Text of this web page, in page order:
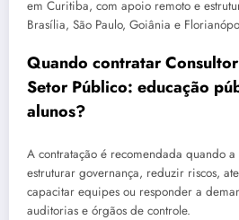
em Curitiba, com apoio remoto e
Brasília, São Paulo, Goiânia e
Quando contratar
Setor Público: educação
alunos?
A contratação é recomendada quando
estruturar governança, reduzir riscos,
capacitar equipes ou responder a
auditorias e órgãos de controle.